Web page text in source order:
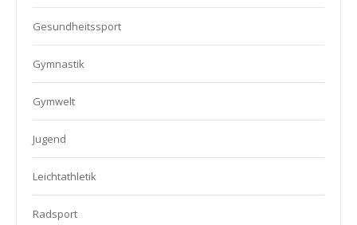
Gesundheitssport
Gymnastik
Gymwelt
Jugend
Leichtathletik
Radsport